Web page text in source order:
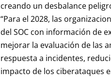
creando un desbalance
“Para el 2028, las
del SOC con información de
mejorar la evaluación de las
respuesta a incidentes,
impacto de los ciberataques